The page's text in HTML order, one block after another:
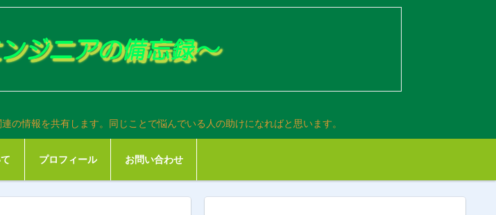
の情報を共有します。同じことで悩んでいる人の助けになればと思います。
プロフィール お問い合わせ